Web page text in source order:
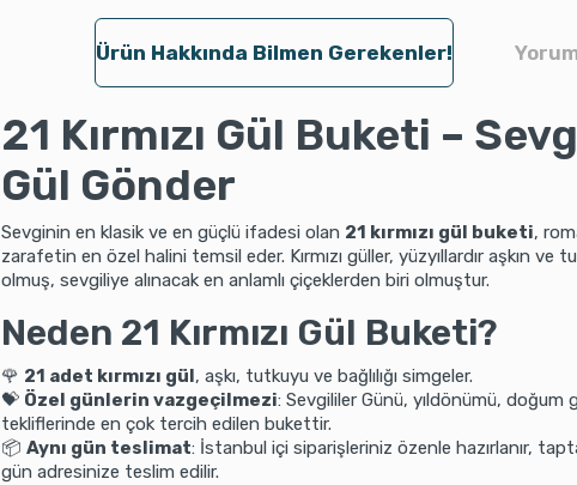
Ürün Hakkında Bilmen Gerekenler!
21 Kırmızı Gül Buketi –
Gül Gönder
Sevginin en klasik ve en güçlü ifadesi olan 21 kırmızı gül buketi,
zarafetin en özel halini temsil eder. Kırmızı güller, yüzyıllardır aşkın ve
olmuş, sevgiliye alınacak en anlamlı çiçeklerden biri olmuştur.
Neden 21 Kırmızı Gül Buketi?
🌹 21 adet kırmızı gül , aşkı, tutkuyu ve bağlılığı simgeler.
💝 Özel günlerin vazgeçilmezi: Sevgililer Günü, yıldönümü, doğum
tekliflerinde en çok tercih edilen bukettir.
📦 Aynı gün teslimat: İstanbul içi siparişleriniz özenle hazırlanır,
gün adresinize teslim edilir.